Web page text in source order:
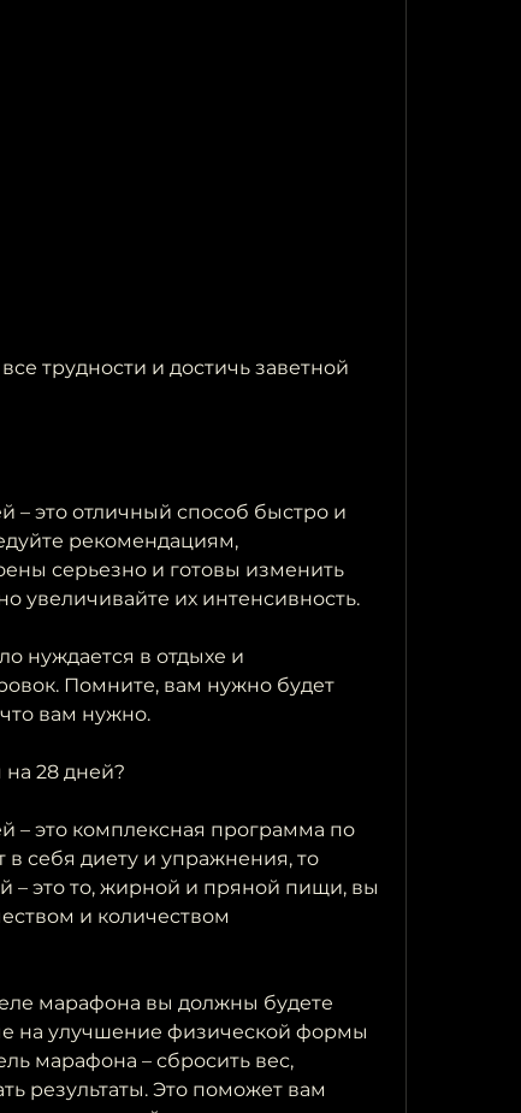
– это отличный способ быстро и
рекомендациям,
серьезно и готовы изменить
увеличивайте их интенсивность.
нуждается в отдыхе и
Помните, вам нужно будет
вам нужно.
28 дней?
– это комплексная программа по
себя диету и упражнения, то
– это то, жирной и пряной пищи, вы
и количеством
марафона вы должны будете
на улучшение физической формы
марафона – сбросить вес,
результаты. Это поможет вам